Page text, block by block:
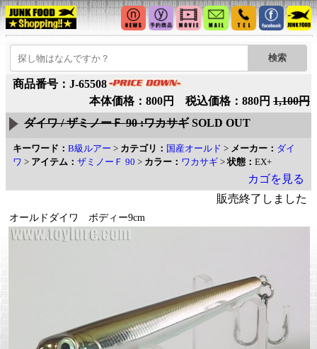
商品番号：J-65508
本体価格：800円 税込価格：880円 1,100円
ダイワ / ザミノーＦ 90 :ワカサギSOLD OUT
キーワード： B級ルアー > カテゴリ： 国産オールド > メーカー： ダイ
ワ > アイテム： ザミノーＦ 90 > カラー： ワカサギ >状態： EX+
カゴを見る
販売終了しました
オールドダイワ ボディー9cm